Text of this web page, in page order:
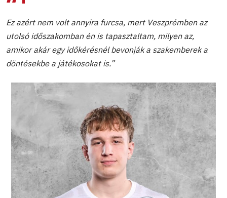
Ez azért nem volt annyira furcsa, mert Veszprémben az
utolsó időszakomban én is tapasztaltam, milyen az,
amikor akár egy időkérésnél bevonják a szakemberek a
döntésekbe a játékosokat is.”